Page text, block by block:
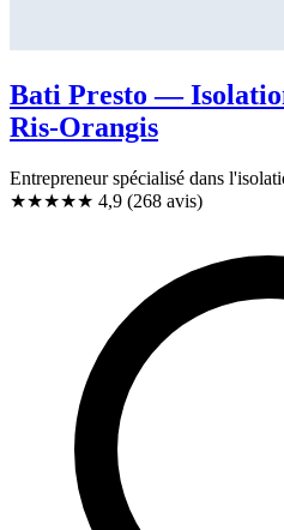
Bati Presto —
Ris-Orangis
Entrepreneur spécialisé dans
★★★★★ 4,9 (268 avis)